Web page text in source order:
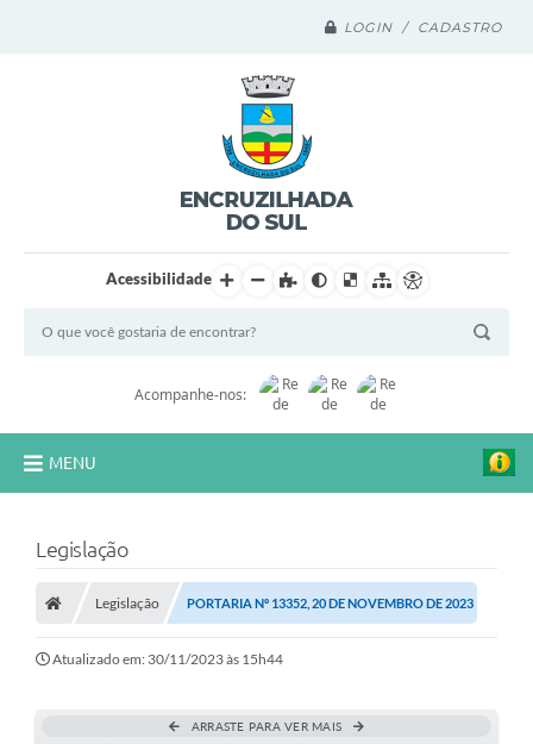
LOGIN / CADASTRO
Acessibilidade
Acompanhe-nos:
MENU
A Prefeitura
Município
Turismo
Transparência
Legislação
Legislação PORTARIA Nº 13352, 20 DE NOVEMBRO DE 2023
Atualizado em: 30/11/2023 às 15h44
ARRASTE PARA VER MAIS